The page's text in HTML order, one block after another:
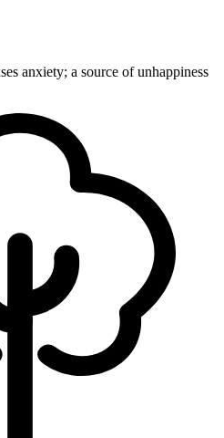
anxiety; a source of unhappiness